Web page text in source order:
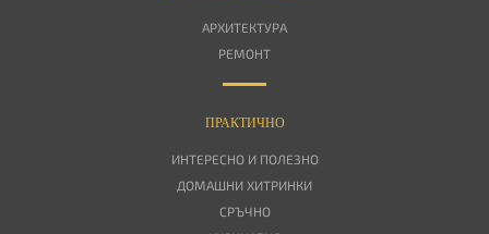
АРХИТЕКТУРА
РЕМОНТ
ПРАКТИЧНО
ИНТЕРЕСНО И ПОЛЕЗНО
ДОМАШНИ ХИТРИНКИ
СРЪЧНО